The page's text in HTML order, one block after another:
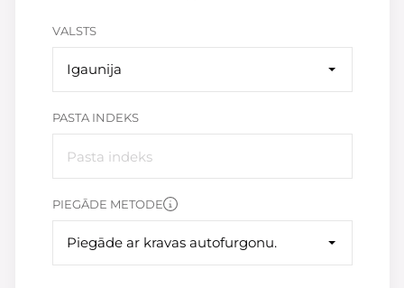
VALSTS
Igaunija
PASTA INDEKS
PIEGĀDE METODE
Piegāde ar kravas autofurgonu.